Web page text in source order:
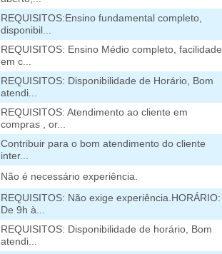
REQUISITOS:Ensino fundamental completo,
disponibil...
REQUISITOS: Ensino Médio completo, facilidade
em c...
REQUISITOS: Disponibilidade de Horário, Bom
atendi...
REQUISITOS: Atendimento ao cliente em
compras , or...
Contribuir para o bom atendimento do cliente
inter...
Não é necessário experiência.
REQUISITOS: Não exige experiência.HORÁRIO:
De 9h à...
REQUISITOS: Disponibilidade de horário, Bom
atendi...